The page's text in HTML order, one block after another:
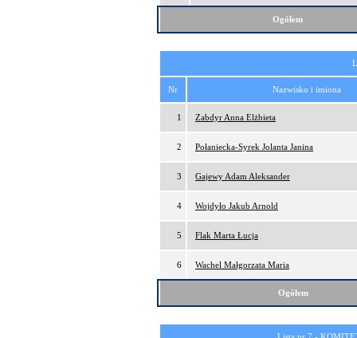
Ogółem
Nr Nazwisko i imiona
1 Zabdyr Anna Elżbieta
2 Połaniecka-Syrek Jolanta Janina
3 Gajewy Adam Aleksander
4 Wojdyło Jakub Arnold
5 Flak Marta Łucja
6 Wachel Małgorzata Maria
Ogółem